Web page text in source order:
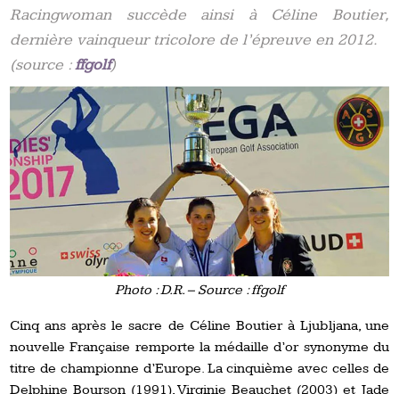
Racingwoman succède ainsi à Céline Boutier,
dernière vainqueur tricolore de l’épreuve en 2012.
(source :ffgolf)
Photo : D.R. – Source : ffgolf
Cinq ans après le sacre de Céline Boutier à Ljubljana, une
nouvelle Française remporte la médaille d’or synonyme du
titre de championne d’Europe. La cinquième avec celles de
Delphine Bourson (1991), Virginie Beauchet (2003) et Jade